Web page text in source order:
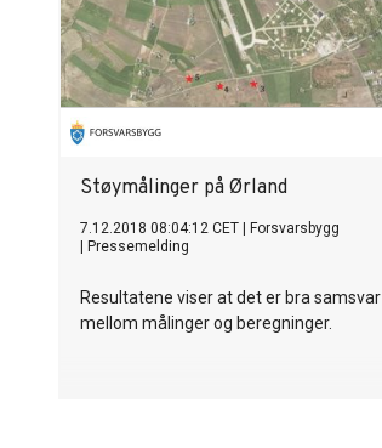
Støymålinger på Ørland
7.12.2018 08:04:12 CET
Forsvarsbygg
Pressemelding
Resultatene viser at det er bra samsvar
mellom målinger og beregninger.